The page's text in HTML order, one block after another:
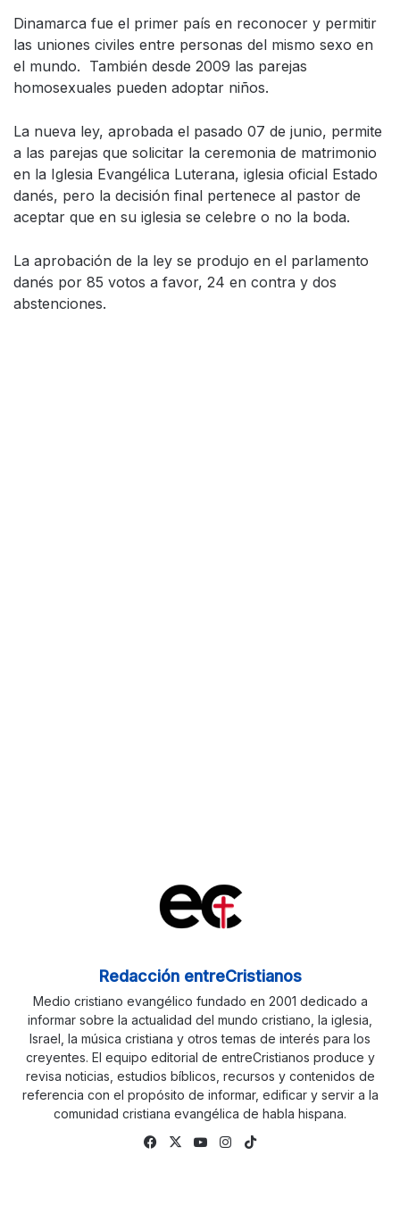
Dinamarca fue el primer país en reconocer y permitir
las uniones civiles entre personas del mismo sexo en
el mundo. También desde 2009 las parejas
homosexuales pueden adoptar niños.
La nueva ley, aprobada el pasado 07 de junio, permite
a las parejas que solicitar la ceremonia de matrimonio
en la Iglesia Evangélica Luterana, iglesia oficial Estado
danés, pero la decisión final pertenece al pastor de
aceptar que en su iglesia se celebre o no la boda.
La aprobación de la ley se produjo en el parlamento
danés por 85 votos a favor, 24 en contra y dos
abstenciones.
Redacción entreCristianos
Medio cristiano evangélico fundado en 2001 dedicado a
informar sobre la actualidad del mundo cristiano, la iglesia,
Israel, la música cristiana y otros temas de interés para los
creyentes. El equipo editorial de entreCristianos produce y
revisa noticias, estudios bíblicos, recursos y contenidos de
referencia con el propósito de informar, edificar y servir a la
comunidad cristiana evangélica de habla hispana.
Fa
X
Yo
Ins